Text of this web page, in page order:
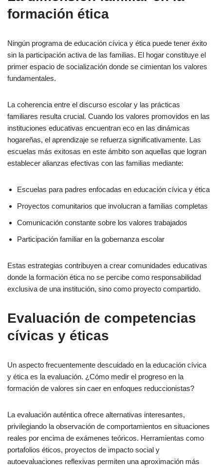
formación ética
Ningún programa de educación cívica y ética puede tener éxito
sin la participación activa de las familias. El hogar constituye el
primer espacio de socialización donde se cimientan los valores
fundamentales.
La coherencia entre el discurso escolar y las prácticas
familiares resulta crucial. Cuando los valores promovidos en las
instituciones educativas encuentran eco en las dinámicas
hogareñas, el aprendizaje se refuerza significativamente. Las
escuelas más exitosas en este ámbito son aquellas que logran
establecer alianzas efectivas con las familias mediante:
Escuelas para padres enfocadas en educación cívica y ética
Proyectos comunitarios que involucran a familias completas
Comunicación constante sobre los valores trabajados
Participación familiar en la gobernanza escolar
Estas estrategias contribuyen a crear comunidades educativas
donde la formación ética no se percibe como responsabilidad
exclusiva de una institución, sino como proyecto compartido.
Evaluación de competencias
cívicas y éticas
Un aspecto frecuentemente descuidado en la educación cívica
y ética es la evaluación. ¿Cómo medir el progreso en la
formación de valores sin caer en enfoques reduccionistas?
La evaluación auténtica ofrece alternativas interesantes,
privilegiando la observación de comportamientos en situaciones
reales por encima de exámenes teóricos. Herramientas como
portafolios éticos, proyectos de impacto social y
autoevaluaciones reflexivas permiten una aproximación más